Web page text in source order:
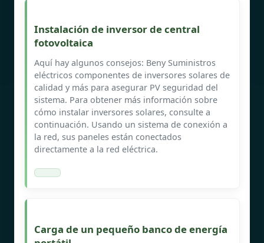
Instalación de inversor de central
fotovoltaica
Aquí hay algunos consejos: Beny Suministros
eléctricos componentes de inversores solares de
calidad y más para asegurar PV seguridad del
sistema. Para obtener más información sobre
cómo instalar inversores solares, consulte a
continuación. Usando un sistema de conexión a
la red, sus paneles están conectados
directamente a la red eléctrica.
Carga de un pequeño banco de energía